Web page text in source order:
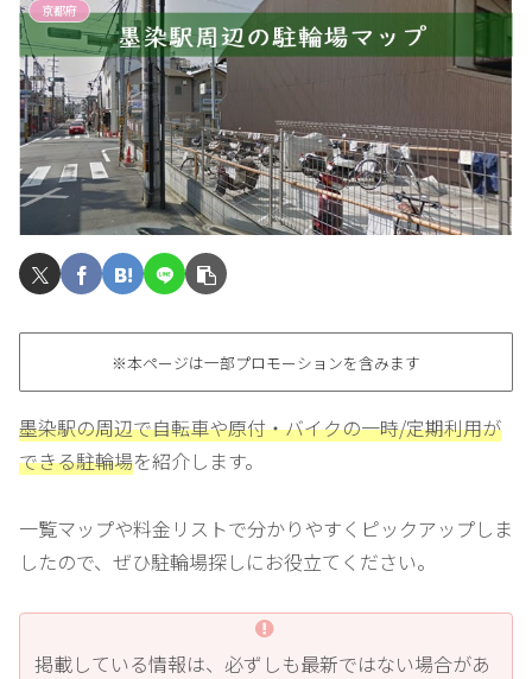
京都府
※本ページは一部プロモーションを含みます
墨染駅の周辺で自転車や原付・バイクの一時/定期利用が
できる駐輪場を紹介します。
一覧マップや料金リストで分かりやすくピックアップしま
したので、ぜひ駐輪場探しにお役立てください。
掲載している情報は、必ずしも最新ではない場合があ